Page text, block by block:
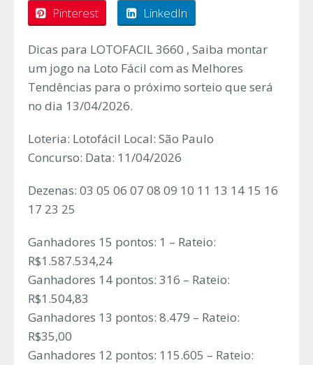
Pinterest LinkedIn
Dicas para LOTOFACIL 3660 , Saiba montar
um jogo na Loto Fácil com as Melhores
Tendências para o próximo sorteio que será
no dia 13/04/2026.
Loteria: Lotofácil Local: São Paulo
Concurso: Data: 11/04/2026
Dezenas: 03 05 06 07 08 09 10 11 13 14 15 16
17 23 25
Ganhadores 15 pontos: 1 – Rateio:
R$1.587.534,24
Ganhadores 14 pontos: 316 – Rateio:
R$1.504,83
Ganhadores 13 pontos: 8.479 – Rateio:
R$35,00
Ganhadores 12 pontos: 115.605 – Rateio: